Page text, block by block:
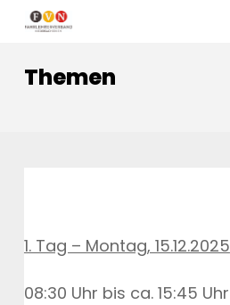
Skip
content
Themen
1. Tag – Montag, 15.12.2025
08:30 Uhr bis ca. 15:45 Uhr